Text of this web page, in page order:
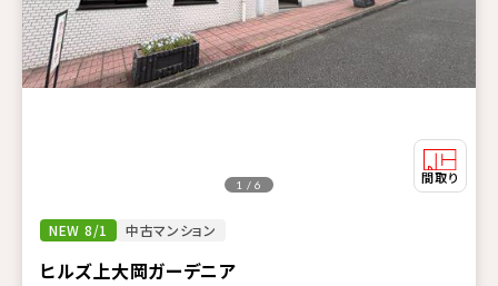
NEW 8/1 中古マンション
ヒルズ上大岡ガーデニア
1 / 6